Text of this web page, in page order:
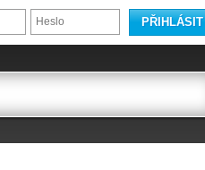
PŘIHLÁSIT